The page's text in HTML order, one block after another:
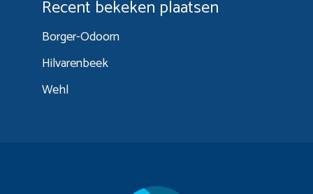
Recent bekeken plaatsen
Borger-Odoorn
Hilvarenbeek
Wehl